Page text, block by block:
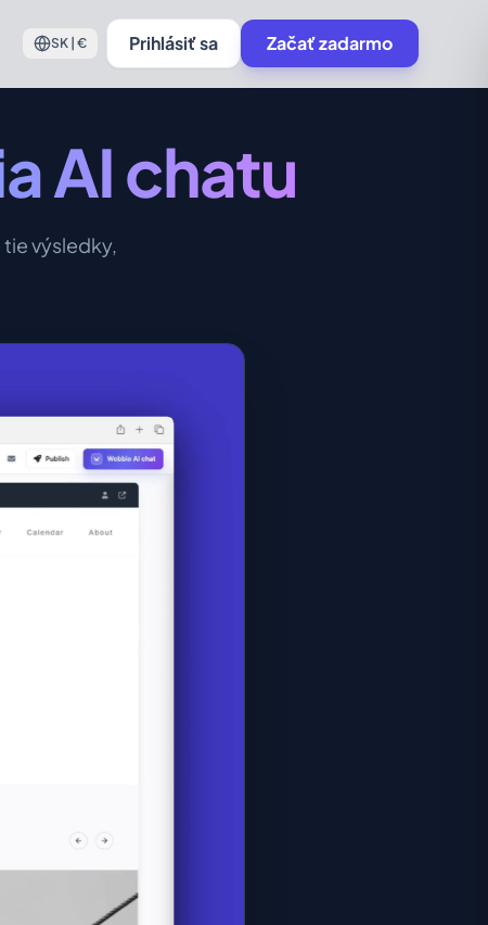
SK | € Prihlásiť sa Začať zadarmo
AI chatu
tie výsledky,